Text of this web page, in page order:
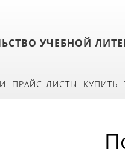
УЧЕБНОЙ
ПРАЙС-ЛИСТЫ КУПИТЬ